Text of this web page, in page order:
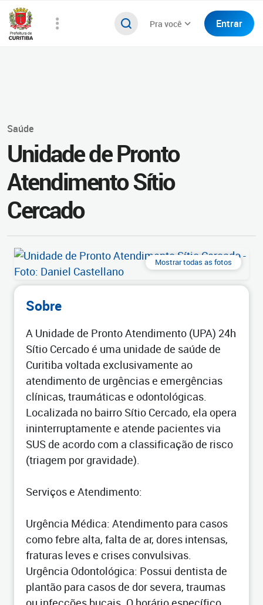
Pra você Entrar
Saúde
Unidade de Pronto
Atendimento Sítio
Cercado
Mostrar todas as fotos
Sobre
A Unidade de Pronto Atendimento (UPA) 24h
Sítio Cercado é uma unidade de saúde de
Curitiba voltada exclusivamente ao
atendimento de urgências e emergências
clínicas, traumáticas e odontológicas.
Localizada no bairro Sítio Cercado, ela opera
ininterruptamente e atende pacientes via
SUS de acordo com a classificação de risco
(triagem por gravidade).
Serviços e Atendimento:
Urgência Médica: Atendimento para casos
como febre alta, falta de ar, dores intensas,
fraturas leves e crises convulsivas.
Urgência Odontológica: Possui dentista de
plantão para casos de dor severa, traumas